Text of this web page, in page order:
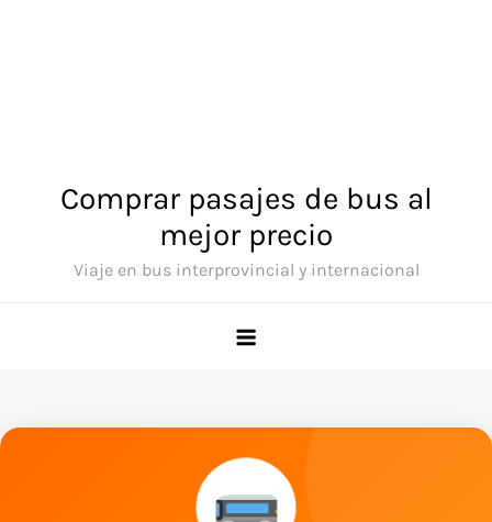
Comprar pasajes de bus al
mejor precio
Viaje en bus interprovincial y internacional